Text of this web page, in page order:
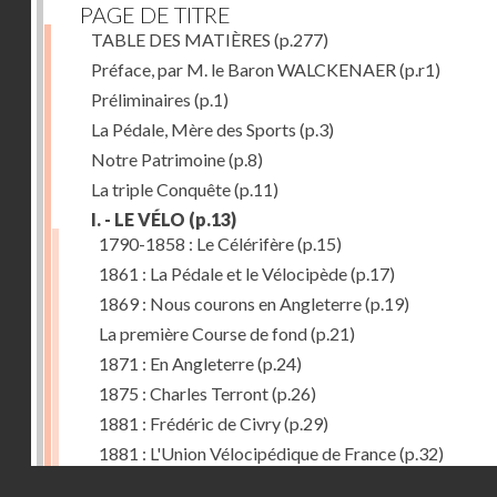
PAGE DE TITRE
TABLE DES MATIÈRES (p.277)
Préface, par M. le Baron WALCKENAER (p.r1)
Préliminaires (p.1)
La Pédale, Mère des Sports (p.3)
Notre Patrimoine(p.8)
La triple Conquête(p.11)
I. - LE VÉLO (p.13)
1790-1858 : Le Célérifère(p.15)
1861 : La Pédale et le Vélocipède(p.17)
1869 : Nous courons en Angleterre(p.19)
La première Course de fond(p.21)
1871 : En Angleterre(p.24)
1875 : Charles Terront(p.26)
1881 : Frédéric de Civry(p.29)
1881 : L'Union Vélocipédique de France(p.32)